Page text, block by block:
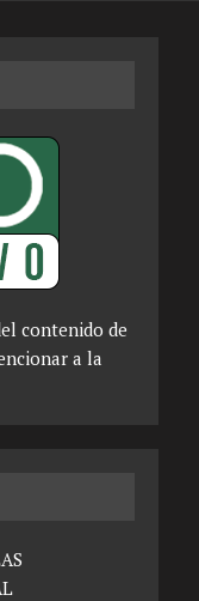
contenido de
a la